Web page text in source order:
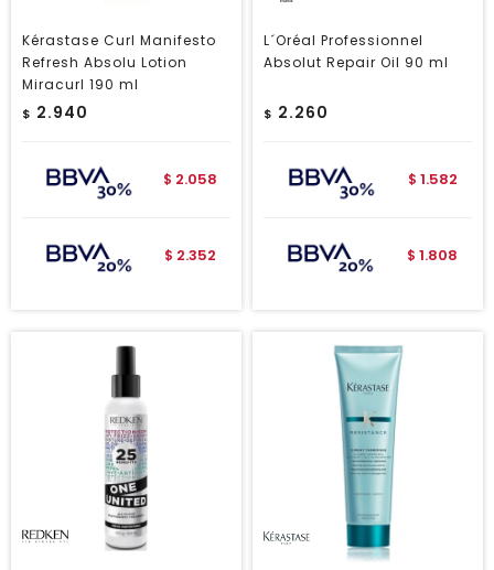
Kérastase Curl Manifesto
Refresh Absolu Lotion
Miracurl 190 ml
$ 2.940
$ 2.058
$ 2.352
L´Oréal Professionnel
Absolut Repair Oil 90 ml
$ 2.260
$ 1.582
$ 1.808